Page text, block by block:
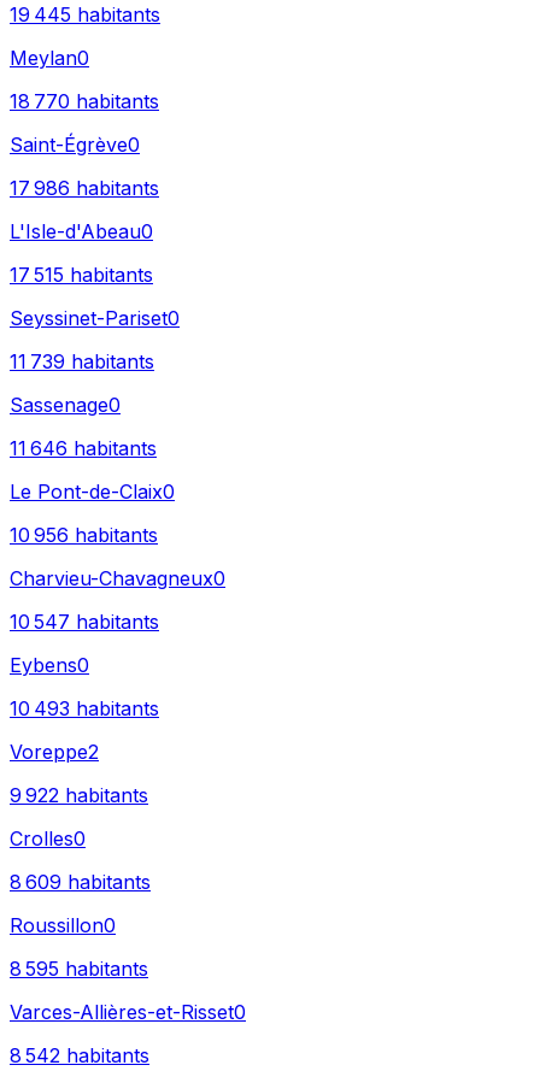
19 445 habitants
Meylan0
18 770 habitants
Saint-Égrève0
17 986 habitants
L'Isle-d'Abeau0
17 515 habitants
Seyssinet-Pariset0
11 739 habitants
Sassenage0
11 646 habitants
Le Pont-de-Claix0
10 956 habitants
Charvieu-Chavagneux0
10 547 habitants
Eybens0
10 493 habitants
Voreppe2
9 922 habitants
Crolles0
8 609 habitants
Roussillon0
8 595 habitants
Varces-Allières-et-Risset0
8 542 habitants